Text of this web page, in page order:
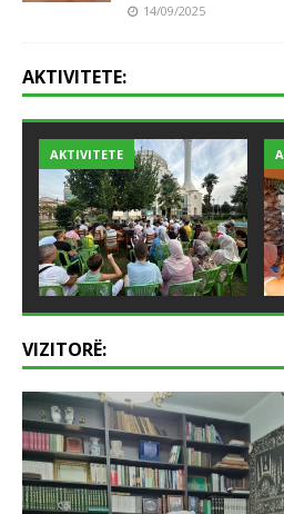
14/09/2025
AKTIVITETE:
AKTIVITETE
VIZITORË: